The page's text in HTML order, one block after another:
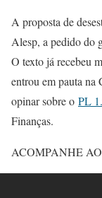
A proposta de
Alesp, a pedido do
O texto já recebeu
entrou em pauta na
opinar sobre o PL
Finanças.
ACOMPANHE